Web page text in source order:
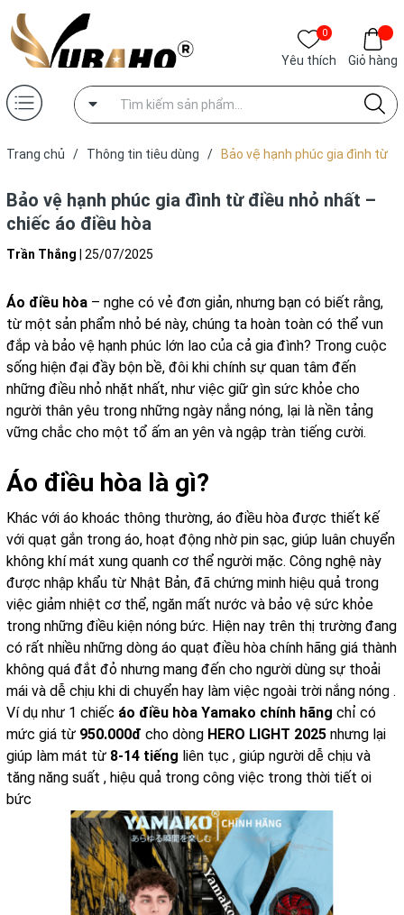
0
Yêu thích Giỏ hàng
Trang chủ / Thông tin tiêu dùng /
Bảo vệ hạnh phúc gia đình từ
Bảo vệ hạnh phúc gia đình từ điều nhỏ nhất –
chiếc áo điều hòa
Trần Thắng 25/07/2025
Áo điều hòa – nghe có vẻ đơn giản, nhưng bạn có biết rằng,
từ một sản phẩm nhỏ bé này, chúng ta hoàn toàn có thể vun
đắp và bảo vệ hạnh phúc lớn lao của cả gia đình? Trong cuộc
sống hiện đại đầy bộn bề, đôi khi chính sự quan tâm đến
những điều nhỏ nhặt nhất, như việc giữ gìn sức khỏe cho
người thân yêu trong những ngày nắng nóng, lại là nền tảng
vững chắc cho một tổ ấm an yên và ngập tràn tiếng cười.
Áo điều hòa là gì?
Khác với áo khoác thông thường, áo điều hòa được thiết kế
với quạt gắn trong áo, hoạt động nhờ pin sạc, giúp luân chuyển
không khí mát xung quanh cơ thể người mặc. Công nghệ này
được nhập khẩu từ Nhật Bản, đã chứng minh hiệu quả trong
việc giảm nhiệt cơ thể, ngăn mất nước và bảo vệ sức khỏe
trong những điều kiện nóng bức. Hiện nay trên thị trường đang
có rất nhiều những dòng áo quạt điều hòa chính hãng giá thành
không quá đắt đỏ nhưng mang đến cho người dùng sự thoải
mái và dễ chịu khi di chuyển hay làm việc ngoài trời nắng nóng .
Ví dụ như 1 chiếc áo điều hòa Yamako chính hãng chỉ có
mức giá từ 950.000đ cho dòng HERO LIGHT 2025 nhưng lại
giúp làm mát từ 8-14 tiếng liên tục , giúp người dễ chịu và
tăng năng suất , hiệu quả trong công việc trong thời tiết oi
bức